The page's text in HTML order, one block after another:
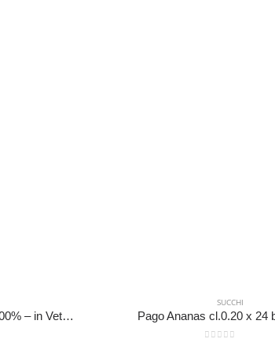
Succhi di Frutta Derby Gusto Ananas 100% – in Vetro da 20 cl. – 24 Pezzi
SUCCHI
Pago Ananas cl.0.20 x 24